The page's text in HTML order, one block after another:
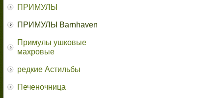
ПРИМУЛЫ
ПРИМУЛЫ Barnhaven
Примулы ушковые
махровые
редкие Астильбы
Печеночница